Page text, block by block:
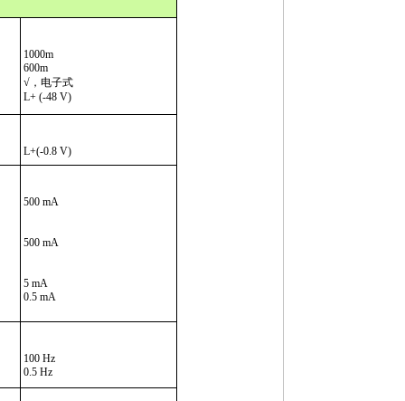
1000m
600m
√，电子式
L+ (-48 V)
L+(-0.8 V)
500 mA
500 mA
5 mA
0.5 mA
100 Hz
0.5 Hz